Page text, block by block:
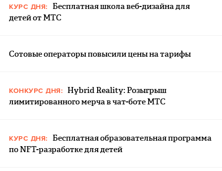
КУРС ДНЯ:
Бесплатная школа веб-дизайна для
детей от МТС
Сотовые операторы повысили цены на тарифы
КОНКУРС ДНЯ: Hybrid Reality: Розыгрыш
лимитированного мерча в чат-боте МТС
КУРС ДНЯ:
Бесплатная образовательная программа
по NFT-разработке для детей